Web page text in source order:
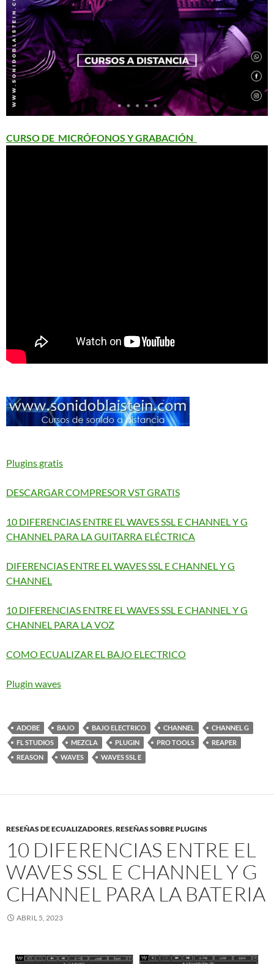
CURSO DE MICRÓFONOS Y GRABACIÓN
Plugins gratis
DESCARGAR COMPRESOR VST GRATIS
10 DIFERENCIAS ENTRE EL WAVES SSL E CHANNEL Y G
CHANNEL PARA LA GUITARRA ELÉCTRICA
DIFERENCIAS ENTRE EL WAVES SSL E CHANNEL Y G
CHANNEL
10 DIFERENCIAS ENTRE EL WAVES SSL E CHANNEL Y G
CHANNEL PARA LA VOZ
COMO ECUALIZAR EL BAJO ELECTRICO
Plugin waves
ADOBE BAJO BAJO ELECTRICO CHANNEL
CHANNEL G
FL STUDIOS
MEZCLA PLUGIN PRO TOOLS
REAPER
REASON
WAVES WAVES SSL E
RESEÑAS DE ECUALIZADORES,RESEÑAS SOBRE PLUGINS
10 DIFERENCIAS ENTRE EL
WAVES SSL E CHANNEL Y G
CHANNEL PARA LA BATERIA
ABRIL 5, 2023